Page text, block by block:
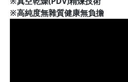
※高純度無雜質健康無負擔